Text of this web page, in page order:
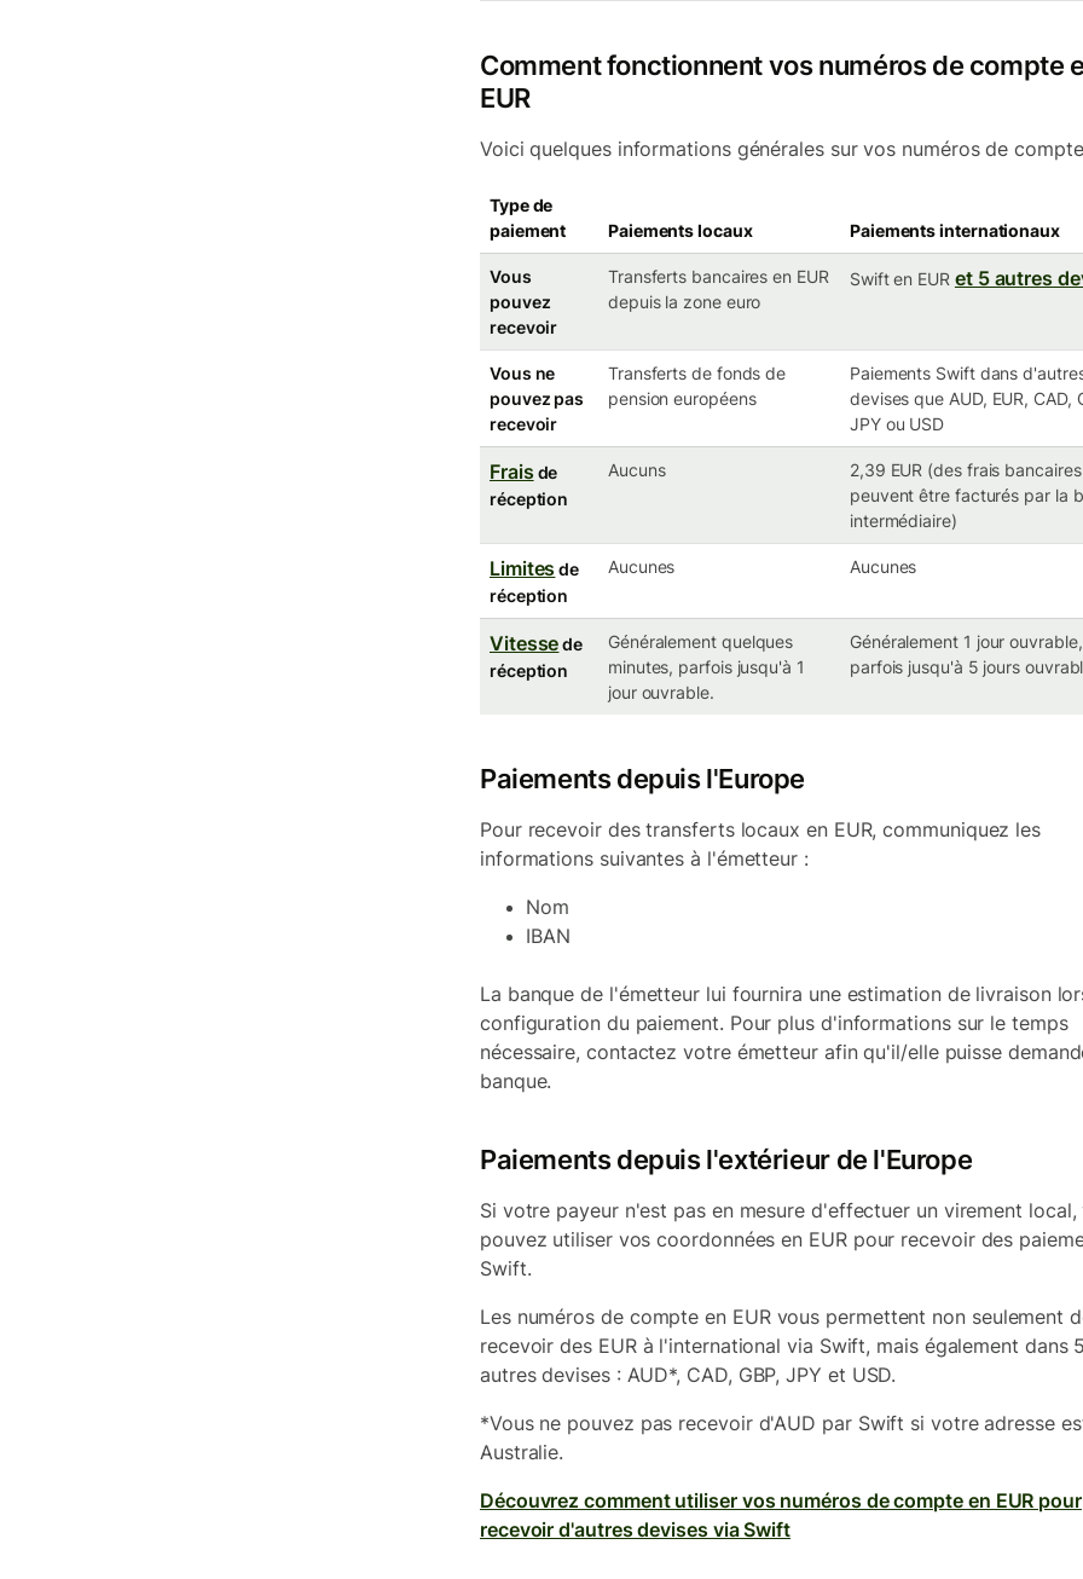
Comment fonctionnent vos numéros de compte
EUR
Voici quelques informations générales sur vos numéros de
Type de
paiement
Paiements locaux Paiements internationaux
Vous
pouvez
recevoir
Transferts bancaires en EUR
depuis la zone euro
Swift en EUR et 5 autres
Vous ne
pouvez pas
recevoir
Transferts de fonds de
pension européens
Paiements Swift dans
devises que AUD, EUR, CAD,
JPY ou USD
Frais de
réception
Aucuns
2,39 EUR (des frais bancaires
peuvent être facturés par la
intermédiaire)
Limitesde
réception
Aucunes Aucunes
Vitessede
réception
Généralement quelques
minutes, parfois jusqu'à 1
jour ouvrable.
Généralement 1 jour ouvrable,
parfois jusqu'à 5 jours
Paiements depuis l'Europe
Pour recevoir des transferts locaux en EUR, communiquez les
informations suivantes à l'émetteur :
Nom
IBAN
La banque de l'émetteur lui fournira une estimation de livraison
configuration du paiement. Pour plus d'informations sur le temps
nécessaire, contactez votre émetteur afin qu'il/elle puisse
banque.
Paiements depuis l'extérieur de l'Europe
Si votre payeur n'est pas en mesure d'effectuer un virement local,
pouvez utiliser vos coordonnées en EUR pour recevoir des
Swift.
Les numéros de compte en EUR vous permettent non seulement
recevoir des EUR à l'international via Swift, mais également dans 5
autres devises : AUD*, CAD, GBP, JPY et USD.
*Vous ne pouvez pas recevoir d'AUD par Swift si votre adresse
Australie.
Découvrez comment utiliser vos numéros de compte en EUR pour
recevoir d'autres devises via Swift